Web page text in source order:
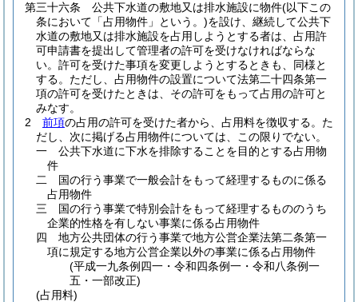
第三十六条
公共下水道の敷地又は排水施設に物件(以下この
条において「占用物件」という。)を設け、継続して公共下
水道の敷地又は排水施設を占用しようとする者は、占用許
可申請書を提出して管理者の許可を受けなければならな
い。 許可を受けた事項を変更しようとするときも、同様と
する。 ただし、占用物件の設置について法第二十四条第一
項の許可を受けたときは、その許可をもって占用の許可と
みなす。
2
前項の占用の許可を受けた者から、占用料を徴収する。 た
だし、次に掲げる占用物件については、この限りでない。
一
公共下水道に下水を排除することを目的とする占用物
件
二
国の行う事業で一般会計をもって経理するものに係る
占用物件
三
国の行う事業で特別会計をもって経理するもののうち
企業的性格を有しない事業に係る占用物件
四
地方公共団体の行う事業で地方公営企業法第二条第一
項に規定する地方公営企業以外の事業に係る占用物件
(平成一九条例四一・令和四条例一・令和八条例一
五・一部改正)
(占用料)